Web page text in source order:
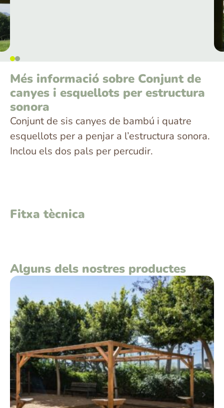
Més informació sobre Conjunt de
canyes i esquellots per estructura
sonora
Conjunt de sis canyes de bambú i quatre
esquellots per a penjar a l’estructura sonora.
Inclou els dos pals per percudir.
Fitxa tècnica
Alguns dels nostres productes